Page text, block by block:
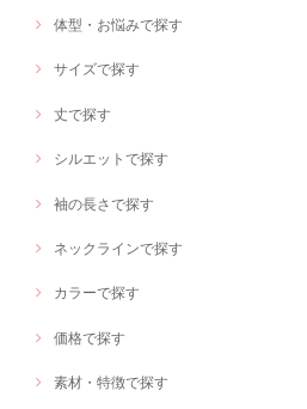
体型・お悩みで探す
サイズで探す
丈で探す
シルエットで探す
袖の長さで探す
ネックラインで探す
カラーで探す
価格で探す
素材・特徴で探す